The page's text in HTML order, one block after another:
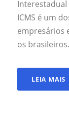
ICMS é um
empresários
os brasileiros.
LEIA MAIS